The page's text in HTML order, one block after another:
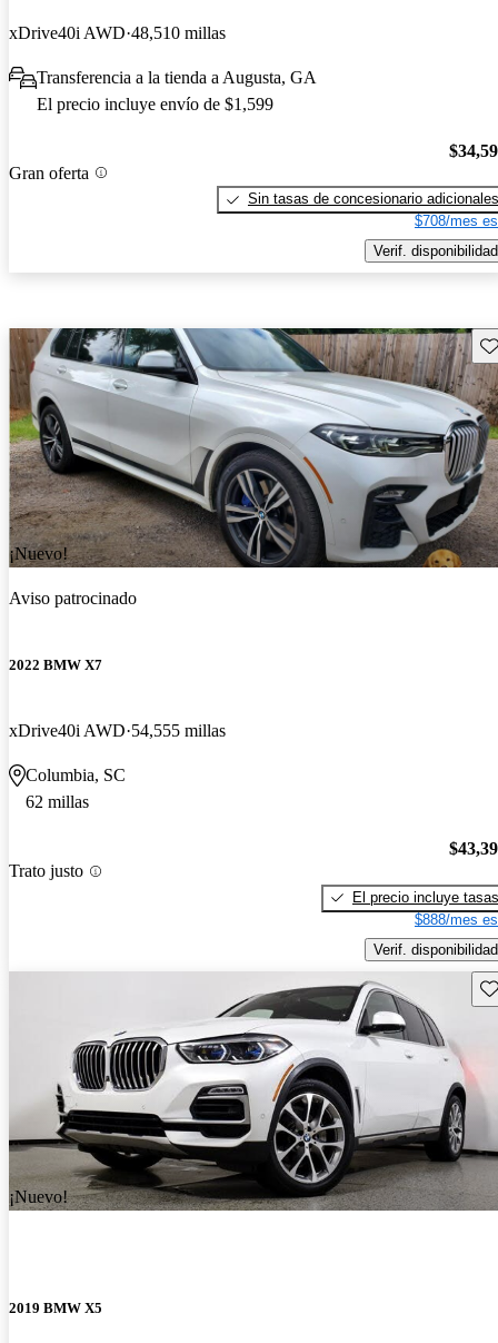
xDrive40i AWD 48,510 millas
Transferencia a la tienda a Augusta, GA
El precio incluye envío de $1,599
Gran oferta
Sin tasas de concesionario adicionales
$708/mes
Verif. disponibilidad
¡Nuevo!
Aviso patrocinado
2022 BMW X7
xDrive40i AWD 54,555 millas
Columbia, SC
62 millas
Trato justo
El precio incluye tasas
$888/mes
Verif. disponibilidad
¡Nuevo!
2019 BMW X5